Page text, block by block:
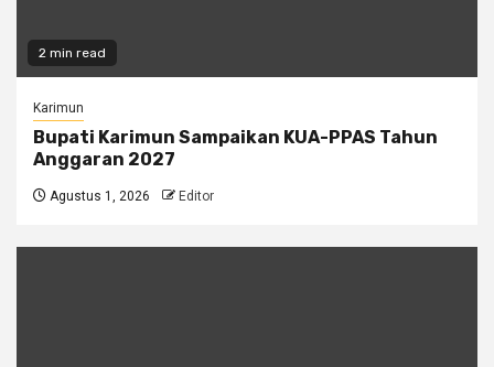
2 min read
Karimun
Bupati Karimun Sampaikan KUA-PPAS Tahun
Anggaran 2027
Agustus 1, 2026 Editor